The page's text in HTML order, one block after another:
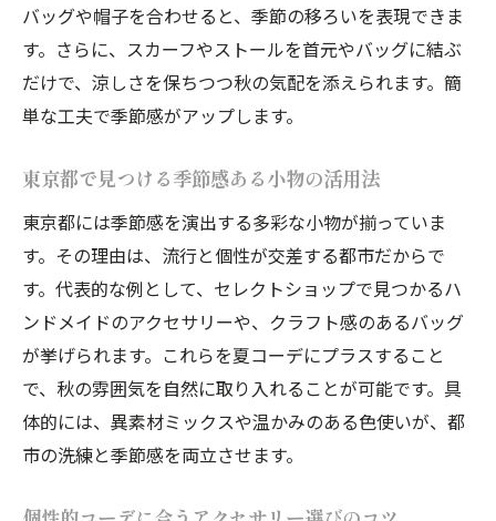
バッグや帽子を合わせると、季節の移ろいを表現できま
す。さらに、スカーフやストールを首元やバッグに結ぶ
だけで、涼しさを保ちつつ秋の気配を添えられます。簡
単な工夫で季節感がアップします。
東京都で見つける季節感ある小物の活用法
東京都には季節感を演出する多彩な小物が揃っていま
す。その理由は、流行と個性が交差する都市だからで
す。代表的な例として、セレクトショップで見つかるハ
ンドメイドのアクセサリーや、クラフト感のあるバッグ
が挙げられます。これらを夏コーデにプラスすること
で、秋の雰囲気を自然に取り入れることが可能です。具
体的には、異素材ミックスや温かみのある色使いが、都
市の洗練と季節感を両立させます。